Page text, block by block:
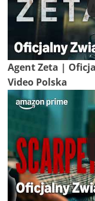
Agent Zeta |
Video Polska